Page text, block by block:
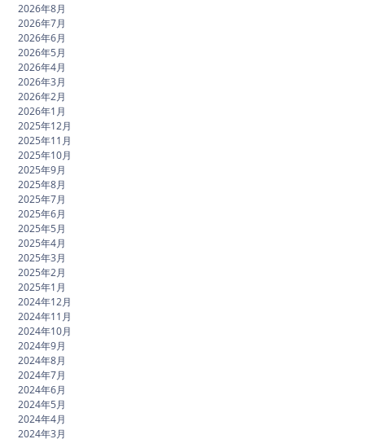
2026年8月
2026年7月
2026年6月
2026年5月
2026年4月
2026年3月
2026年2月
2026年1月
2025年12月
2025年11月
2025年10月
2025年9月
2025年8月
2025年7月
2025年6月
2025年5月
2025年4月
2025年3月
2025年2月
2025年1月
2024年12月
2024年11月
2024年10月
2024年9月
2024年8月
2024年7月
2024年6月
2024年5月
2024年4月
2024年3月